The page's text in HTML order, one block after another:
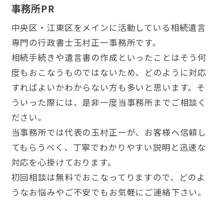
事務所PR
中央区・江東区をメインに活動している相続遺言
専門の行政書士玉村正一事務所です。
相続手続きや遺言書の作成といったことはそう何
度もおこなうものではないため、どのように対応
すればよいかわからない方も多いと思います。そ
ういった際には、是非一度当事務所までご相談く
ださい。
当事務所では代表の玉村正一が、お客様へ信頼し
てもらうべく、丁寧でわかりやすい説明と迅速な
対応を心掛けております。
初回相談は無料でおこなってりますので、どのよ
うなお悩みやご不安でもお気軽にご連絡下さい。